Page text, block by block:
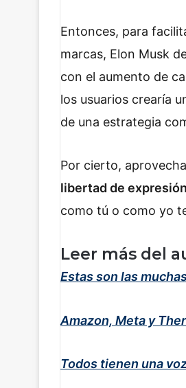
Entonces, para
marcas, Elon Musk
con el aumento de
los usuarios crearía
de una estrategia
Por cierto,
libertad de expresión
como tú o como yo
Leer más del
Estas son las
Amazon, Meta y
Todos tienen una